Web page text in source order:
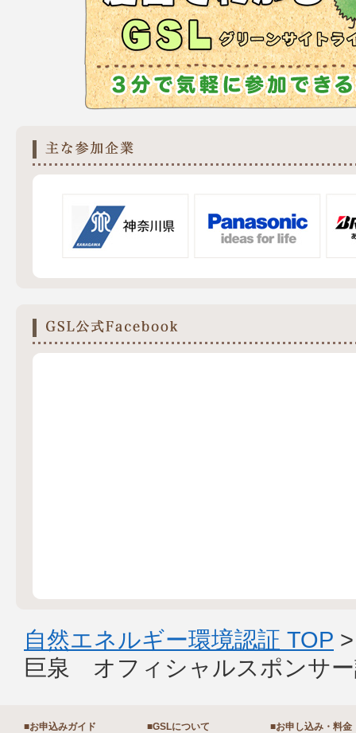
自然エネルギー環境認証 TOP
巨泉 オフィシャルスポンサ
■お申込みガイド ■GSLについて ■お申し込み・料金